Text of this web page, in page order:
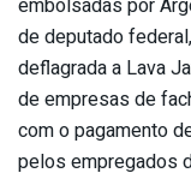
embolsadas por
de deputado
deflagrada a Lava
de empresas de
com o pagamento
pelos empregados